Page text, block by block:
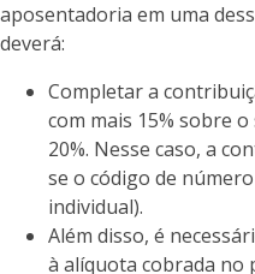
aposentadoria em uma
deverá:
Completar a
com mais 15% sobre
20%. Nesse caso, a
se o código de
individual).
Além disso, é
à alíquota cobrada no